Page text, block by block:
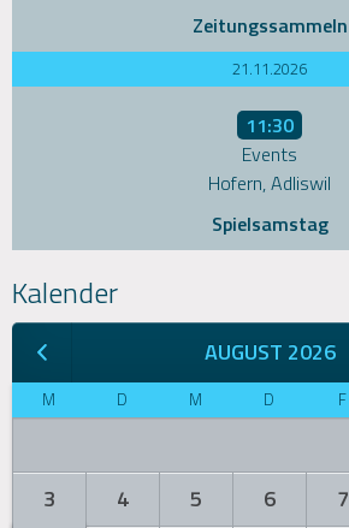
Zeitungssammeln
21.11.2026
11:30
Events
Hofern, Adliswil
Spielsamstag
Kalender
AUGUST 2026
M D M D F
3
4 5 6 7